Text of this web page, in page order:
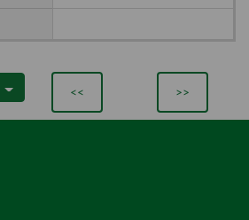
<< >>